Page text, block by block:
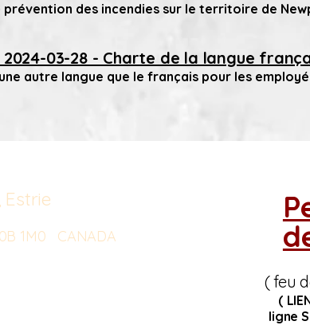
prévention des incendies sur le territoire de
2024-03-28 - Charte de la langue
autre langue que le français pour les
1M0 CANADA
( feu
(
ligne